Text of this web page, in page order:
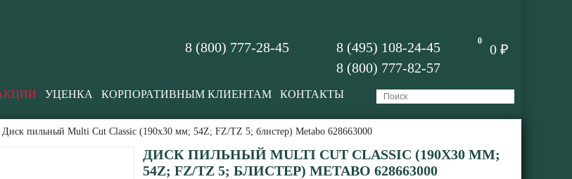
0
0 ₽
8 (495) 108-24-45
8 (800) 777-82-57
8 (800) 777-28-45
УЦЕНКА КОРПОРАТИВНЫМ КЛИЕНТАМ КОНТАКТЫ
Диск пильный Multi Cut Classic (190x30 мм; 54Z; FZ/TZ 5; блистер) Metabo 628663000
ДИСК ПИЛЬНЫЙ MULTI CUT CLASSIC (190X30 ММ;
54Z; FZ/TZ 5; БЛИСТЕР) METABO 628663000